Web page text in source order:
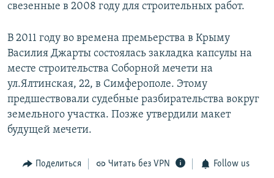
свезенные в 2008 году для строительных работ.
В 2011 году во времена премьерства в Крыму
Василия Джарты состоялась закладка капсулы на
месте строительства Соборной мечети на
ул.Ялтинская, 22, в Симферополе. Этому
предшествовали судебные разбирательства вокруг
земельного участка. Позже утвердили макет
будущей мечети.
Поделиться Читать без VPN Follow us